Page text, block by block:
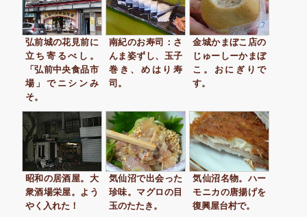
弘前城の花見前に
立ち寄るべし。
「弘前中央食品市
場」でニシンみ
そ。
南紀のお寿司：さ
んま姿ずし、玉子
巻き、めはり寿
司。
金城かまぼこ店の
じゅーしーかまぼ
こ。おにぎりで
す。
昭和の居酒屋。大
衆酒場栄屋。よう
やく入れた！
気仙沼で出会った
珍味。マグロの目
玉のたたき。
気仙沼名物。ハー
モニカの唐揚げを
復興屋台村で。